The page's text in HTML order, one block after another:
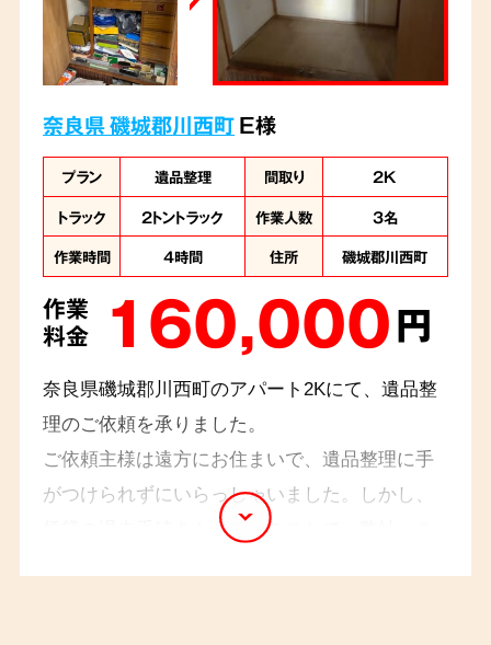
奈良県 磯城郡川西町E様
プラン 遺品整理 間取り
2K
トラック
2トントラック 作業人数
3名
作業時間
4時間 住所 磯城郡川西町
作業
料金
160,000円
奈良県磯城郡川西町のアパート2Kにて、遺品整
理のご依頼を承りました。
ご依頼主様は遠方にお住まいで、遺品整理に手
がつけられずにいらっしゃいました。しかし、
賃貸の退去手続きもあるとのことで、弊社へご